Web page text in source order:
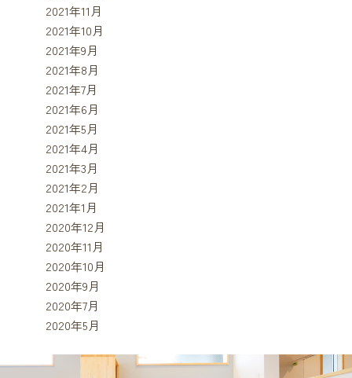
2021年11月
2021年10月
2021年9月
2021年8月
2021年7月
2021年6月
2021年5月
2021年4月
2021年3月
2021年2月
2021年1月
2020年12月
2020年11月
2020年10月
2020年9月
2020年7月
2020年5月